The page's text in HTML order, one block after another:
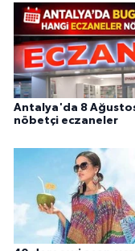
Antalya'da 8
nöbetçi eczaneler